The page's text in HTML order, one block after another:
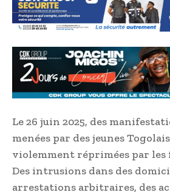
Le 26 juin 2025, des
menées par des jeunes
violemment réprimées par les
Des intrusions dans des
arrestations arbitraires, des